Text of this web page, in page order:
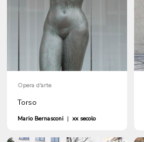
Opera d'arte
Torso
Mario Bernasconi | xx secolo